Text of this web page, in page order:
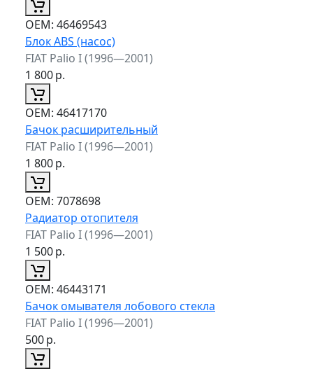
ОЕМ: 46469543
Блок ABS (насос)
FIAT Palio I (1996—2001)
1 800р.
ОЕМ: 46417170
Бачок расширительный
FIAT Palio I (1996—2001)
1 800р.
ОЕМ: 7078698
Радиатор отопителя
FIAT Palio I (1996—2001)
1 500р.
ОЕМ: 46443171
Бачок омывателя лобового стекла
FIAT Palio I (1996—2001)
500р.